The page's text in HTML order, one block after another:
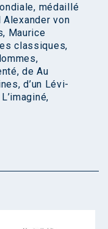
médaillé
Alexander von
Maurice
classiques,
de Au
d’un Lévi-